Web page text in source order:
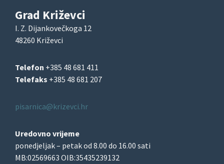
Grad Križevci
I. Z. Dijankovečkoga 12
48260 Križevci
Telefon +385 48 681 411
Telefaks +385 48 681 207
pisarnica@krizevci.hr
Uredovno vrijeme
ponedjeljak – petak od 8.00 do 16.00 sati
MB:02569663 OIB:35435239132